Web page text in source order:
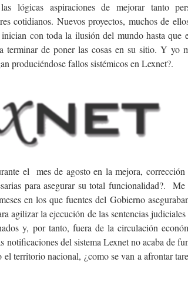
lógicas aspiraciones de mejorar tanto
cotidianos. Nuevos proyectos, muchos de
con toda la ilusión del mundo hasta que
terminar de poner las cosas en su sitio. Y yo
produciéndose fallos sistémicos en Lexnet?.
el mes de agosto en la mejora,
para asegurar su total funcionalidad?. Me
en los que fuentes del Gobierno
agilizar la ejecución de las sentencias
y, por tanto, fuera de la circulación
notificaciones del sistema Lexnet no acaba de
territorio nacional, ¿como se van a afrontar